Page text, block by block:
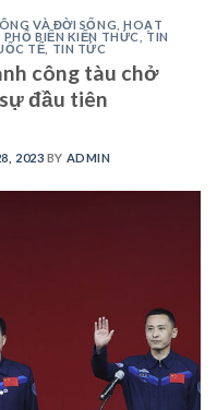
VÀ ĐỜI SỐNG ,HOẠT
PHỔ BIẾN KIẾN THỨC
TIN
TẾ
TIN TỨC
công tàu chở
đầu tiên
2023 BY ADMIN